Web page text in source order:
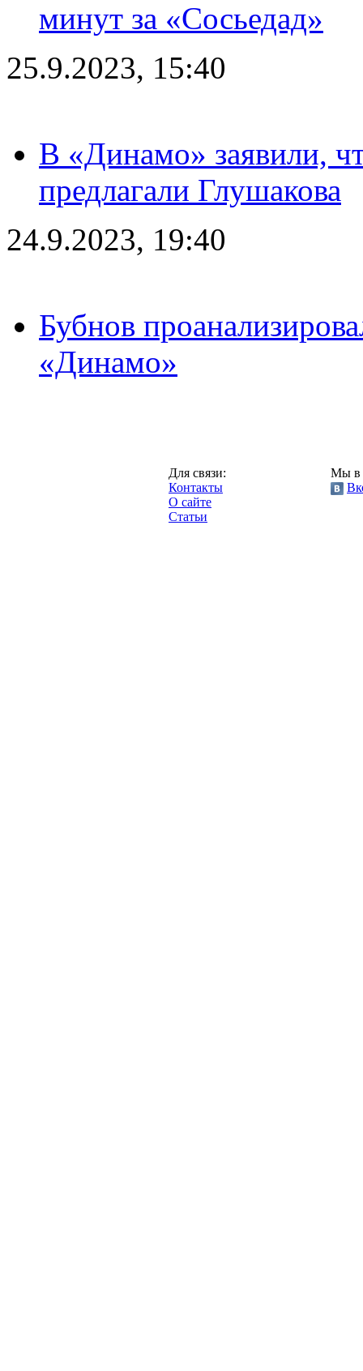
минут за «Сосьедад»
25.9.2023, 15:40
В «Динамо» заявили,
предлагали Глушакова
24.9.2023, 19:40
Бубнов
«Динамо»
Для связи:
Контакты
О сайте
Статьи
Мы в